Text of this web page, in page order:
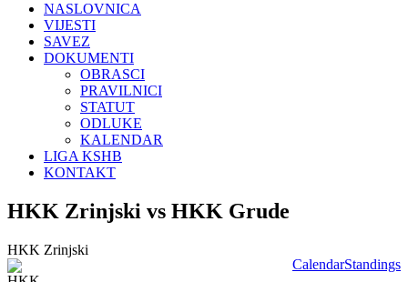
NASLOVNICA
VIJESTI
SAVEZ
DOKUMENTI
OBRASCI
PRAVILNICI
STATUT
ODLUKE
KALENDAR
LIGA KSHB
KONTAKT
HKK Zrinjski vs HKK Grude
CalendarStandings
HKK Zrinjski